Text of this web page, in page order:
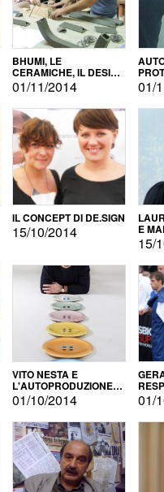
BHUMI, LE
CERAMICHE, IL DESIGN
E L'AUTOPRODUZIONE
01/11/2014 01/
IL CONCEPT DI DE.SIGN
15/10/2014 E
15/
VITO NESTA E
L'AUTOPRODUZIONE
COME RECUPERO DEI
SIMBOLI
01/10/2014 01/